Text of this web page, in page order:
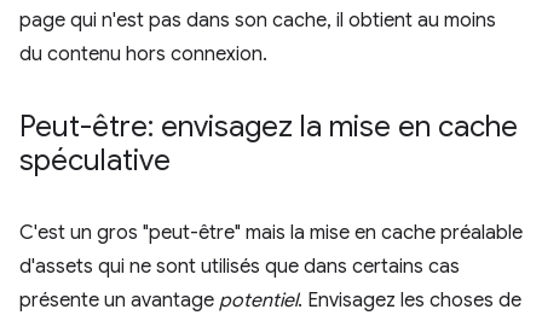
page qui n'est pas dans son cache, il obtient au moins
du contenu hors connexion.
Peut-être: envisagez la mise en cache
spéculative
C'est un gros "peut-être" mais la mise en cache préalable
d'assets qui ne sont utilisés que dans certains cas
présente un avantage potentiel. Envisagez les choses de